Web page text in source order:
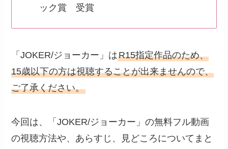
ック賞 受賞
「JOKER/ジョーカー」はR15指定作品のため、
15歳以下の方は視聴することが出来ませんので、
ご了承ください。
今回は、「JOKER/ジョーカー」の無料フル動画
の視聴方法や、あらすじ、見どころについてまと